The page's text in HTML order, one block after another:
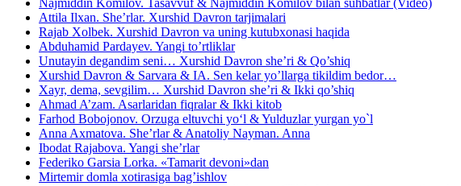
Najmiddin Komilov. Tasavvuf & Najmiddin Komilov bilan suhbatlar (Video)
Attila Ilxan. She’rlar. Xurshid Davron tarjimalari
Rajab Xolbek. Xurshid Davron va uning kutubxonasi haqida
Abduhamid Pardayev. Yangi to’rtliklar
Unutayin degandim seni… Xurshid Davron she’ri & Qo’shiq
Xurshid Davron & Sarvara & IA. Sen kelar yo’llarga tikildim bedor…
Xayr, dema, sevgilim… Xurshid Davron she’ri & Ikki qo’shiq
Ahmad A’zam. Asarlaridan fiqralar & Ikki kitob
Farhod Bobojonov. Orzuga eltuvchi yo‘l & Yulduzlar yurgan yo`l
Anna Axmatova. She’rlar & Anatoliy Nayman. Anna
Ibodat Rajabova. Yangi she’rlar
Federiko Garsia Lorka. «Tamarit devoni»dan
Mirtemir domla xotirasiga bag’ishlov